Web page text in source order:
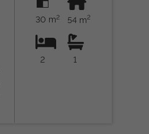
30 m2 54 m2
2 1